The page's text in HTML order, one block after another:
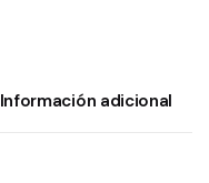
Información adicional